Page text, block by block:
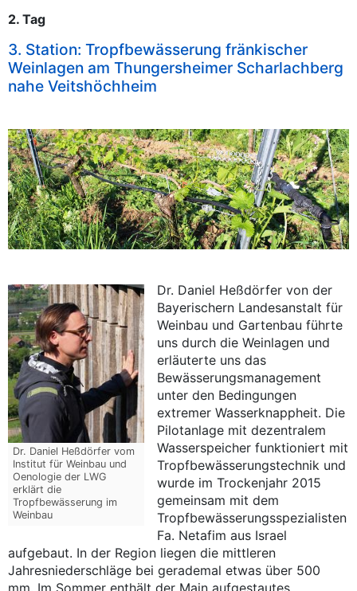
2. Tag
3. Station: Tropfbewässerung fränkischer
Weinlagen am Thungersheimer Scharlachberg
nahe Veitshöchheim
Dr. Daniel Heßdörfer vom
Institut für Weinbau und
Oenologie der LWG
erklärt die
Tropfbewässerung im
Weinbau
Dr. Daniel Heßdörfer von der
Bayerischern Landesanstalt für
Weinbau und Gartenbau führte
uns durch die Weinlagen und
erläuterte uns das
Bewässerungsmanagement
unter den Bedingungen
extremer Wasserknappheit. Die
Pilotanlage mit dezentralem
Wasserspeicher funktioniert mit
Tropfbewässerungstechnik und
wurde im Trockenjahr 2015
gemeinsam mit dem
Tropfbewässerungsspezialisten
Fa. Netafim aus Israel
aufgebaut. In der Region liegen die mittleren
Jahresniederschläge bei gerademal etwas über 500
mm. Im Sommer enthält der Main aufgestautes